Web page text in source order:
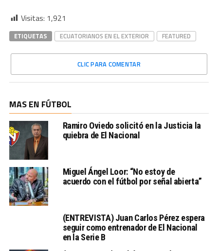
Visitas: 1,921
ETIQUETAS ECUATORIANOS EN EL EXTERIOR FEATURED
CLIC PARA COMENTAR
MAS EN FÚTBOL
Ramiro Oviedo solicitó en la Justicia la
quiebra de El Nacional
Miguel Ángel Loor: “No estoy de
acuerdo con el fútbol por señal abierta”
(ENTREVISTA) Juan Carlos Pérez espera
seguir como entrenador de El Nacional
en la Serie B